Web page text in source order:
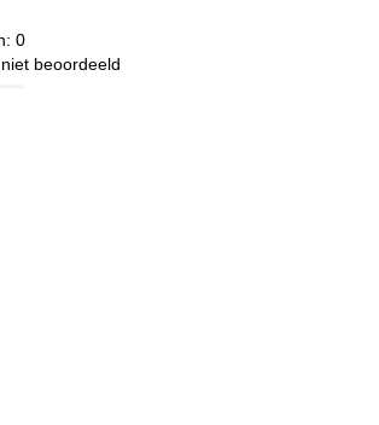
0
beoordeeld